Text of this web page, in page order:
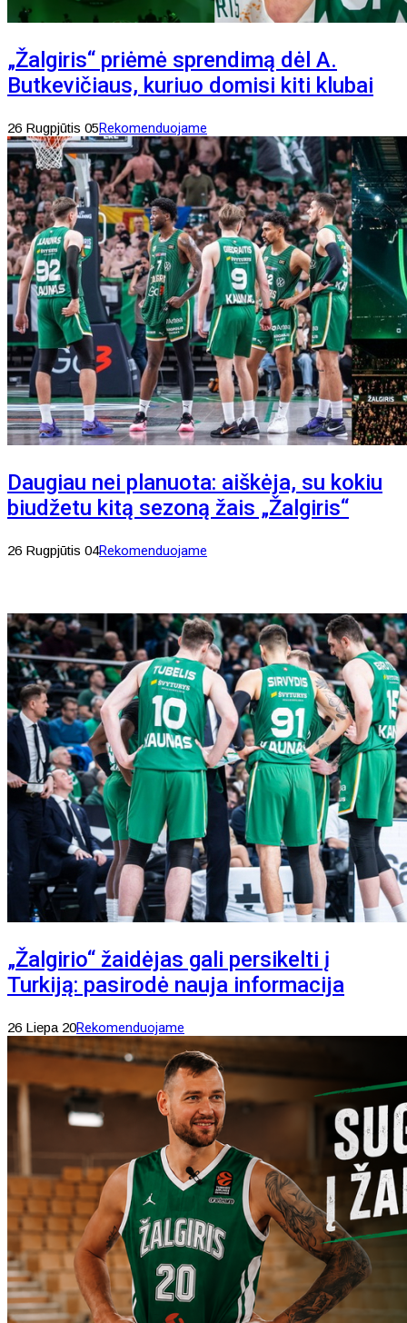
„Žalgiris“ priėmė sprendimą dėl A.
Butkevičiaus, kuriuo domisi kiti klubai
26 Rugpjūtis 05Rekomenduojame
Daugiau nei planuota: aiškėja, su kokiu
biudžetu kitą sezoną žais „Žalgiris“
26 Rugpjūtis 04Rekomenduojame
„Žalgirio“ žaidėjas gali persikelti į
Turkiją: pasirodė nauja informacija
26 Liepa 20Rekomenduojame